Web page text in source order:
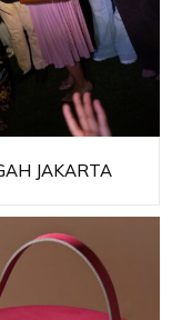
JAKARTA